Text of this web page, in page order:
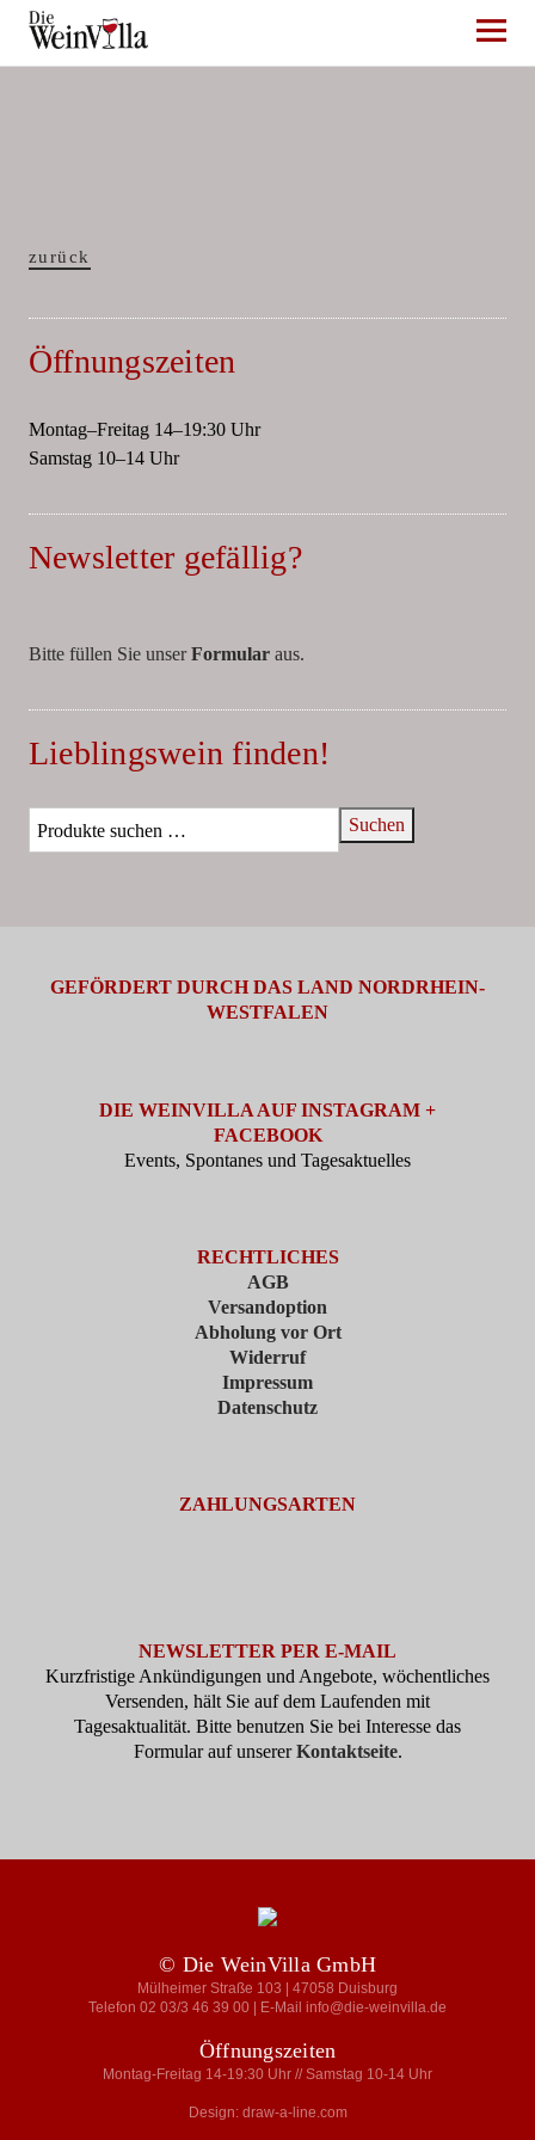
Die WeinVilla Duisburg
zurück
Öffnungszeiten
Montag–Freitag 14–19:30 Uhr
Samstag 10–14 Uhr
Newsletter gefällig?
Bitte füllen Sie unserFormularaus.
Lieblingswein finden!
Suchen
GEFÖRDERT DURCH DAS LAND NORDRHEIN-
WESTFALEN
DIE WEINVILLA AUF INSTAGRAM +
FACEBOOK
Events, Spontanes und Tagesaktuelles
RECHTLICHES
AGB
Versandoption
Abholung vor Ort
Widerruf
Impressum
Datenschutz
ZAHLUNGSARTEN
NEWSLETTER PER E-MAIL
Kurzfristige Ankündigungen und Angebote, wöchentliches
Versenden, hält Sie auf dem Laufenden mit
Tagesaktualität. Bitte benutzen Sie bei Interesse das
Formular auf unsererKontaktseite.
© Die WeinVilla GmbH
Mülheimer Straße 103 | 47058 Duisburg
Telefon 02 03/3 46 39 00 | E-Mail info@die-weinvilla.de
Öffnungszeiten
Montag-Freitag 14-19:30 Uhr // Samstag 10-14 Uhr
Design: draw-a-line.com